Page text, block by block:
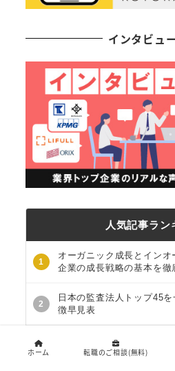
インタビュ
人気記事ラン
1
オーガニック成長とインオ
企業の成長戦略の基本を徹
2
日本の監査法人トップ45
徴早見表
3
「ロジ周り」を完全解説！
き基礎知識
ホーム 転職のご相談(無料)